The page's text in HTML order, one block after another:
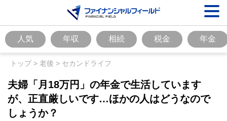
人気 年収 相続 税金 年金
トップ> 老後 > セカンドライフ
夫婦「月18万円」の年金で生活しています
が、正直厳しいです…ほかの人はどうなので
しょうか？